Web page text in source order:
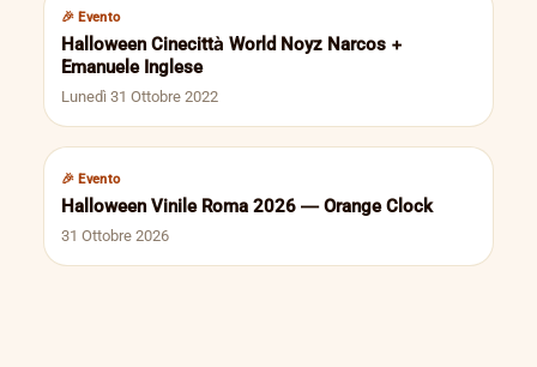
🎉 Evento
Halloween Cinecittà World Noyz Narcos +
Emanuele Inglese
Lunedì 31 Ottobre 2022
🎉 Evento
Halloween Vinile Roma 2026 — Orange Clock
31 Ottobre 2026